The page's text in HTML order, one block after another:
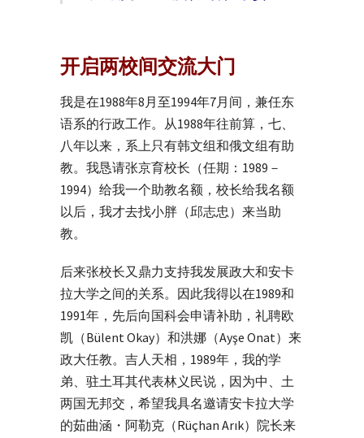
开启两校间交流大门
我是在1988年8月至1994年7月间，兼任东
语系的行政工作。 从1988年往前算， 七、
八年以来，系上只有韩文组和俄文组有助
教。我恳请张京育校长（任期： 1989－
1994） 给我一个助教名额，校长给我名额
以后，我才去找小胖（邱志忠）来当助
教。
后来张校长又鼎力支持我发展政大和安卡
拉大学之间的关系。因此我得以在1989和
1991年，先后向国科会申请补助，礼聘欧
凯（Bülent Okay）和洪娜（Ayşe Onat） 来
政大任教。吉人天相， 1989年，我的学
弟、驻土耳其代表林义民说，因为中、土
两国无邦交，希望我具名邀请安卡拉大学
的茹曲涵・阿勒克（Rüçhan Arık）院长来